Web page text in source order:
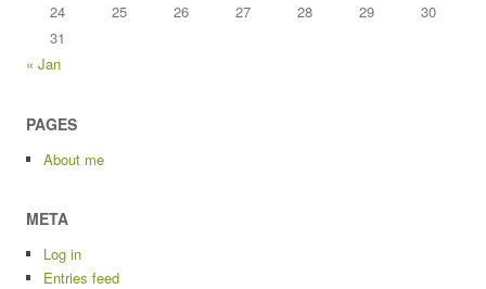
24
25 26 27 28 29
30
31
« Jan
PAGES
About me
META
Log in
Entries feed